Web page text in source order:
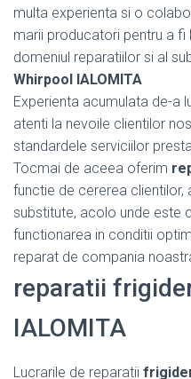
multa experienta si o
marii producatori pentru a fi
domeniul reparatiilor si al
Whirpool IALOMITA
Experienta acumulata de-a
atenti la nevoile clientilor
standardele serviciilor
Tocmai de aceea oferim
functie de cererea
substitute, acolo unde este
functionarea in conditii
reparat de compania
reparatii
IALOMITA
Lucrarile de reparatii